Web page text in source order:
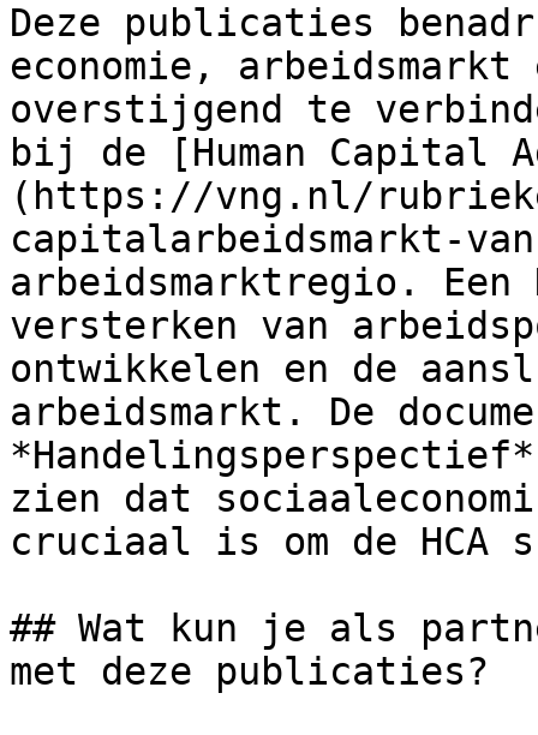
Deze publicaties
economie, arbeidsmarkt
overstijgend te
bij de [Human Capital
(https://vng.nl/
capitalarbeidsmarkt-
arbeidsmarktregio.
versterken van
ontwikkelen en de
arbeidsmarkt. De
zien dat
cruciaal is om de HCA
## Wat kun je als
met deze publicaties?